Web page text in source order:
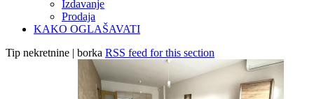
Izdavanje
Prodaja
KAKO OGLAŠAVATI
Tip nekretnine | borka RSS feed for this section